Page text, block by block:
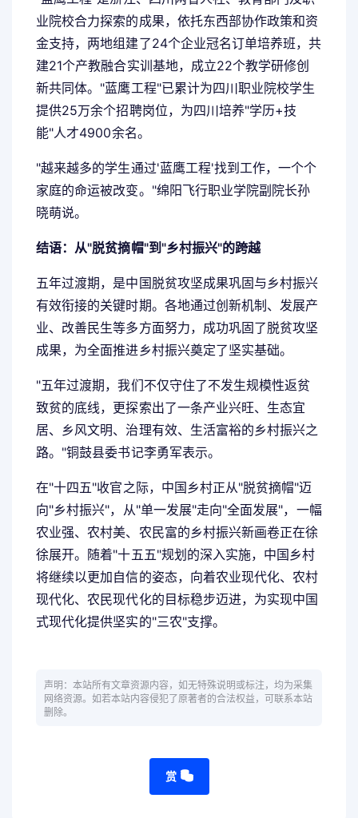
业院校合力探索的成果，依托东西部协作政策和资
金支持，两地组建了24个企业冠名订单培养班，共
建21个产教融合实训基地，成立22个教学研修创
新共同体。"蓝鹰工程"已累计为四川职业院校学生
提供25万余个招聘岗位，为四川培养"学历+技
能"人才4900余名。
"越来越多的学生通过'蓝鹰工程'找到工作，一个个
家庭的命运被改变。"绵阳飞行职业学院副院长孙
晓萌说。
结语：从"脱贫摘帽"到"乡村振兴"的跨越
五年过渡期，是中国脱贫攻坚成果巩固与乡村振兴
有效衔接的关键时期。各地通过创新机制、发展产
业、改善民生等多方面努力，成功巩固了脱贫攻坚
成果，为全面推进乡村振兴奠定了坚实基础。
"五年过渡期，我们不仅守住了不发生规模性返贫
致贫的底线，更探索出了一条产业兴旺、生态宜
居、乡风文明、治理有效、生活富裕的乡村振兴之
路。"铜鼓县委书记李勇军表示。
在"十四五"收官之际，中国乡村正从"脱贫摘帽"迈
向"乡村振兴"，从"单一发展"走向"全面发展"，一幅
农业强、农村美、农民富的乡村振兴新画卷正在徐
徐展开。随着"十五五"规划的深入实施，中国乡村
将继续以更加自信的姿态，向着农业现代化、农村
现代化、农民现代化的目标稳步迈进，为实现中国
式现代化提供坚实的"三农"支撑。
声明：本站所有文章资源内容，如无特殊说明或标注，均为采集
网络资源。如若本站内容侵犯了原著者的合法权益，可联系本站
删除。
赏